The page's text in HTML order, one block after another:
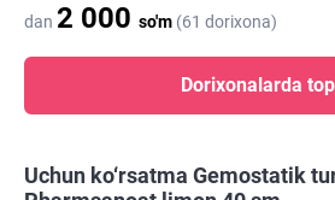
dan 2 000 so'm (61 dorixona)
Dorixonalarda
Uchun ko‘rsatma Gemostatik